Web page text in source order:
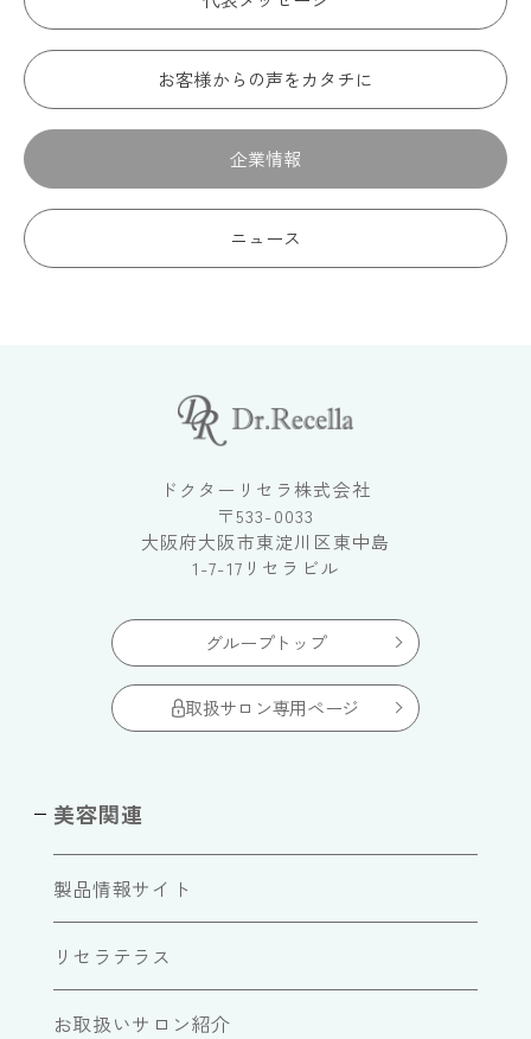
お客様からの声をカタチに
企業情報
ニュース
ドクターリセラ株式会社
〒533-0033
大阪府大阪市東淀川区東中島
1-7-17リセラビル
グループトップ
取扱サロン専用ページ
美容関連
製品情報サイト
リセラテラス
お取扱いサロン紹介